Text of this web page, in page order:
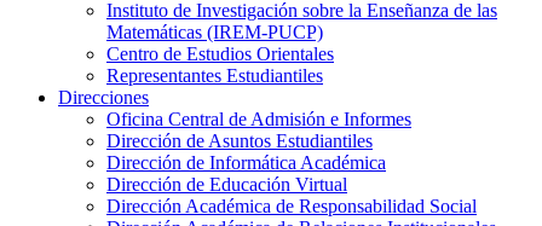
Instituto de Investigación sobre la Enseñanza de las
Matemáticas (IREM-PUCP)
Centro de Estudios Orientales
Representantes Estudiantiles
Direcciones
Oficina Central de Admisión e Informes
Dirección de Asuntos Estudiantiles
Dirección de Informática Académica
Dirección de Educación Virtual
Dirección Académica de Responsabilidad Social